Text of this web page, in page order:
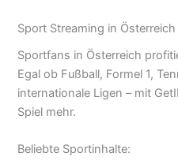
Sport Streaming in
Sportfans in Österreich
Egal ob Fußball, Formel 1,
internationale Ligen – mit
Spiel mehr.
Beliebte Sportinhalte: